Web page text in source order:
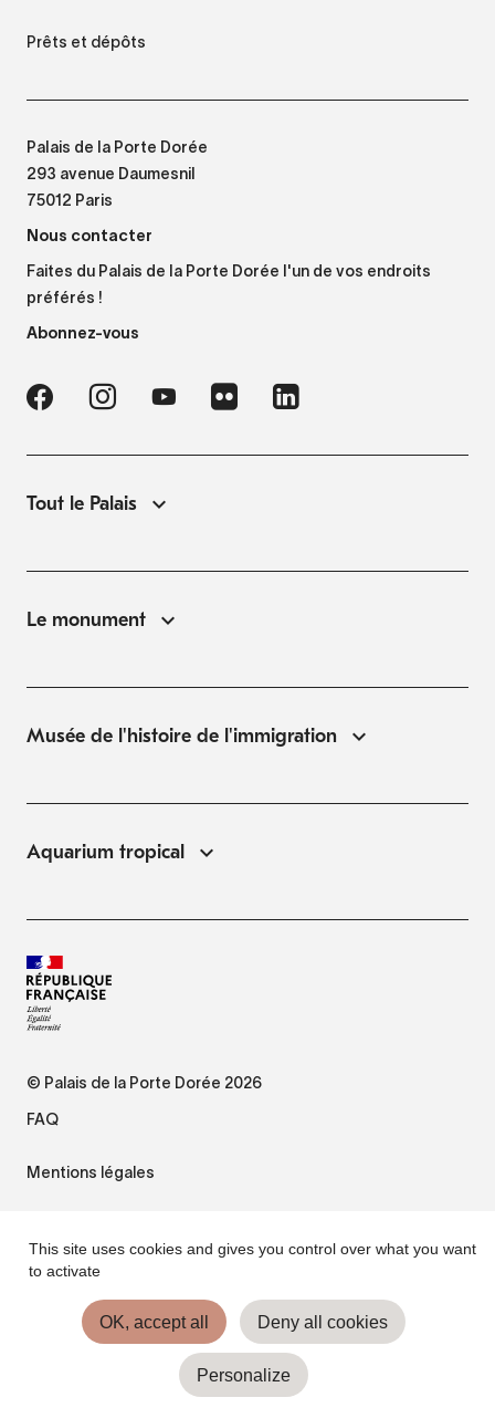
Prêts et dépôts
Palais de la Porte Dorée
293 avenue Daumesnil
75012 Paris
Nous contacter
Faites du Palais de la Porte Dorée l'un de vos endroits
préférés !
Abonnez-vous
Tout le Palais
Le monument
Musée de l'histoire de l'immigration
Aquarium tropical
© Palais de la Porte Dorée 2026
FAQ
Mentions légales
Accessibilité : non conforme
Gestion des cookies
This site uses cookies and gives you control over what you want
to activate
OK, accept all Deny all cookies
Personalize